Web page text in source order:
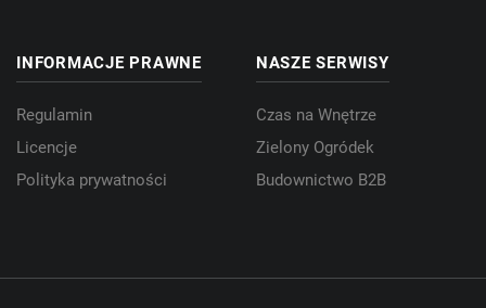
INFORMACJE PRAWNE
Regulamin
Licencje
Polityka prywatności
NASZE SERWISY
Czas na Wnętrze
Zielony Ogródek
Budownictwo B2B